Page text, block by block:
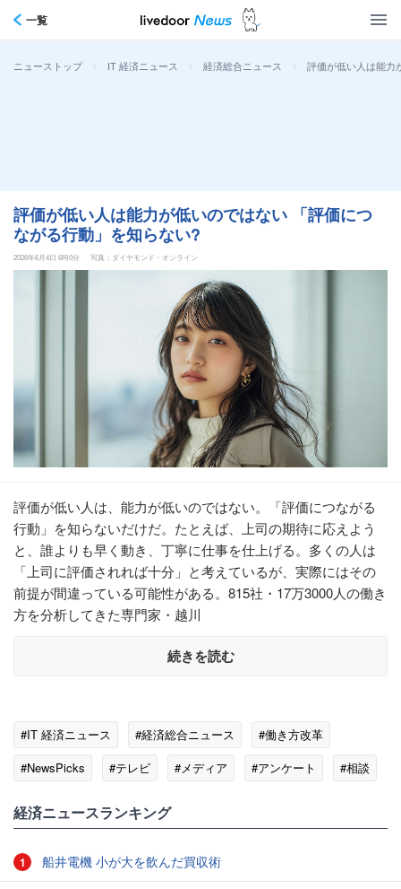
一覧
ニューストップ > IT 経済ニュース > 経済総合ニュース > 評価が低い人は能力
評価が低い人は能力が低いのではない 「評価につ
ながる行動」を知らない?
2026年6月4日 6時0分 写真：ダイヤモンド・オンライン
評価が低い人は、能力が低いのではない。「評価につながる
行動」を知らないだけだ。たとえば、上司の期待に応えよう
と、誰よりも早く動き、丁寧に仕事を仕上げる。多くの人は
「上司に評価されれば十分」と考えているが、実際にはその
前提が間違っている可能性がある。815社・17万3000人の働き
方を分析してきた専門家・越川
続きを読む
#IT 経済ニュース #経済総合ニュース
#働き方改革
#NewsPicks
#テレビ #メディア #アンケート
#相談
経済ニュースランキング
1 船井電機 小が大を飲んだ買収術